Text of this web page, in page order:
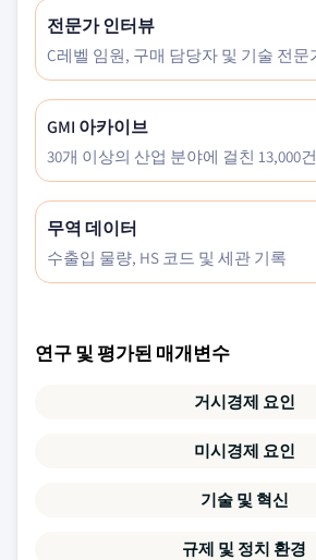
전문가 인터뷰
C레벨 임원, 구매 담당자 및 기술 전문
GMI 아카이브
30개 이상의 산업 분야에 걸친 13,000
무역 데이터
수출입 물량, HS 코드 및 세관 기록
연구 및 평가된 매개변수
거시경제 요인
미시경제 요인
기술 및 혁신
규제 및 정치 환경